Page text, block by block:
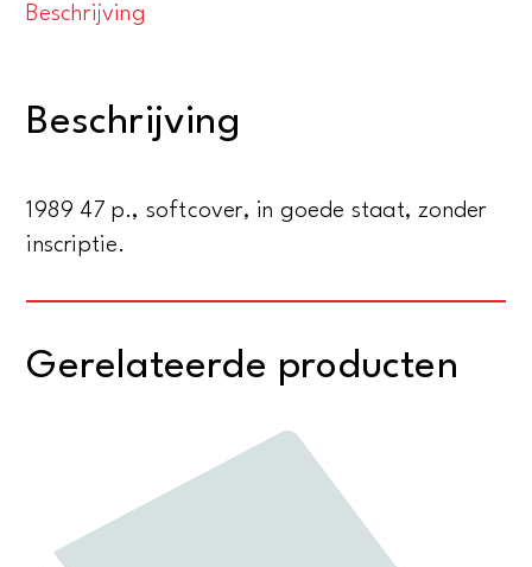
Beschrijving
Beschrijving
1989 47 p., softcover, in goede staat, zonder
inscriptie.
Gerelateerde producten